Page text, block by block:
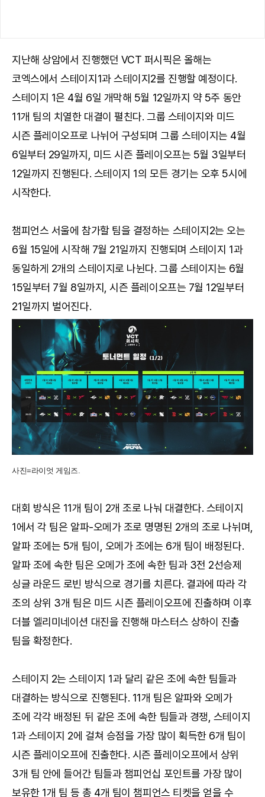
지난해 상암에서 진행했던 VCT 퍼시픽은 올해는
코엑스에서 스테이지1과 스테이지2를 진행할 예정이다.
스테이지 1은 4월 6일 개막해 5월 12일까지 약 5주 동안
11개 팀의 치열한 대결이 펼친다. 그룹 스테이지와 미드
시즌 플레이오프로 나뉘어 구성되며 그룹 스테이지는 4월
6일부터 29일까지, 미드 시즌 플레이오프는 5월 3일부터
12일까지 진행된다. 스테이지 1의 모든 경기는 오후 5시에
시작한다.
챔피언스 서울에 참가할 팀을 결정하는 스테이지2는 오는
6월 15일에 시작해 7월 21일까지 진행되며 스테이지 1과
동일하게 2개의 스테이지로 나뉜다. 그룹 스테이지는 6월
15일부터 7월 8일까지, 시즌 플레이오프는 7월 12일부터
21일까지 벌어진다.
사진=라이엇 게임즈.
대회 방식은 11개 팀이 2개 조로 나눠 대결한다. 스테이지
1에서 각 팀은 알파-오메가 조로 명명된 2개의 조로 나뉘며,
알파 조에는 5개 팀이, 오메가 조에는 6개 팀이 배정된다.
알파 조에 속한 팀은 오메가 조에 속한 팀과 3전 2선승제
싱글 라운드 로빈 방식으로 경기를 치른다. 결과에 따라 각
조의 상위 3개 팀은 미드 시즌 플레이오프에 진출하며 이후
더블 엘리미네이션 대진을 진행해 마스터스 상하이 진출
팀을 확정한다.
스테이지 2는 스테이지 1과 달리 같은 조에 속한 팀들과
대결하는 방식으로 진행된다. 11개 팀은 알파와 오메가
조에 각각 배정된 뒤 같은 조에 속한 팀들과 경쟁, 스테이지
1과 스테이지 2에 걸쳐 승점을 가장 많이 획득한 6개 팀이
시즌 플레이오프에 진출한다. 시즌 플레이오프에서 상위
3개 팀 안에 들어간 팀들과 챔피언십 포인트를 가장 많이
보유한 1개 팀 등 총 4개 팀이 챔피언스 티켓을 얻을 수